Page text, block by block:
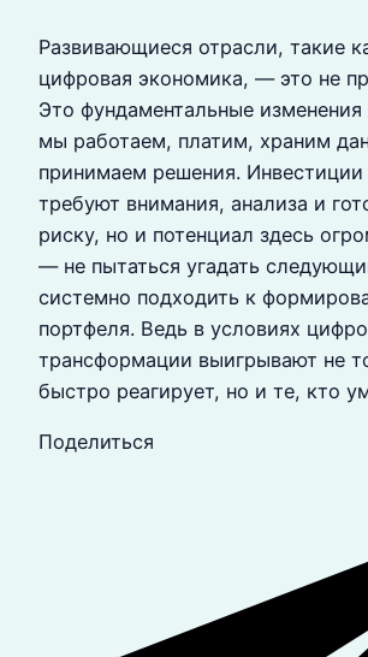
Развивающиеся отрасли, такие
цифровая экономика, — это не
Это фундаментальные
мы работаем, платим, храним
принимаем решения.
требуют внимания, анализа и
риску, но и потенциал здесь
— не пытаться угадать
системно подходить к
портфеля. Ведь в условиях
трансформации выигрывают не
быстро реагирует, но и те, кто
Поделиться